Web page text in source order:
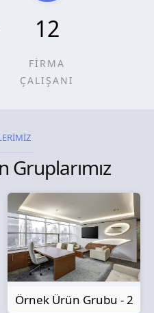
12
FİRMA
ÇALIŞANI
Gruplarımız
Örnek Ürün Grubu - 2